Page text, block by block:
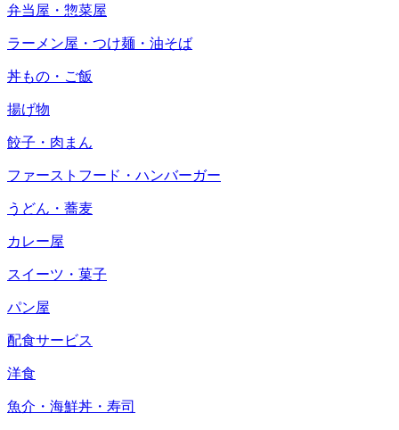
弁当屋・惣菜屋
ラーメン屋・つけ麺・油そば
丼もの・ご飯
揚げ物
餃子・肉まん
ファーストフード・ハンバーガー
うどん・蕎麦
カレー屋
スイーツ・菓子
パン屋
配食サービス
洋食
魚介・海鮮丼・寿司